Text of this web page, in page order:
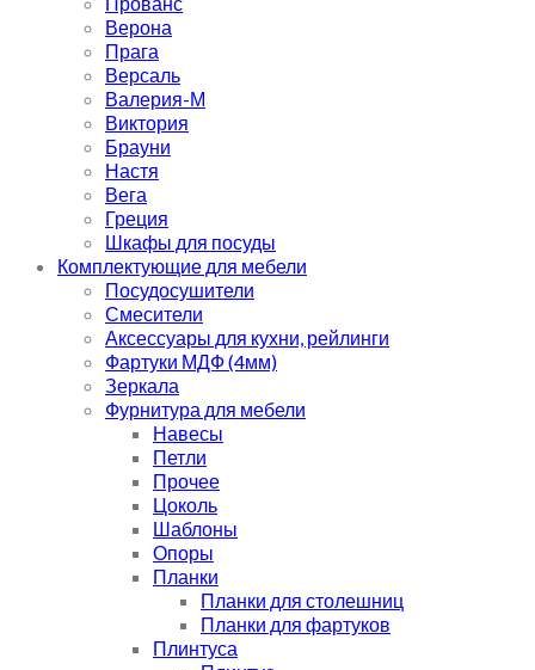
Верона
Прага
Версаль
Валерия-М
Виктория
Брауни
Настя
Вега
Греция
Шкафы для посуды
Комплектующие для мебели
Посудосушители
Смесители
Аксессуары для кухни, рейлинги
Фартуки МДФ (4мм)
Зеркала
Фурнитура для мебели
Навесы
Петли
Прочее
Цоколь
Шаблоны
Опоры
Планки
Планки для столешниц
Планки для фартуков
Плинтуса